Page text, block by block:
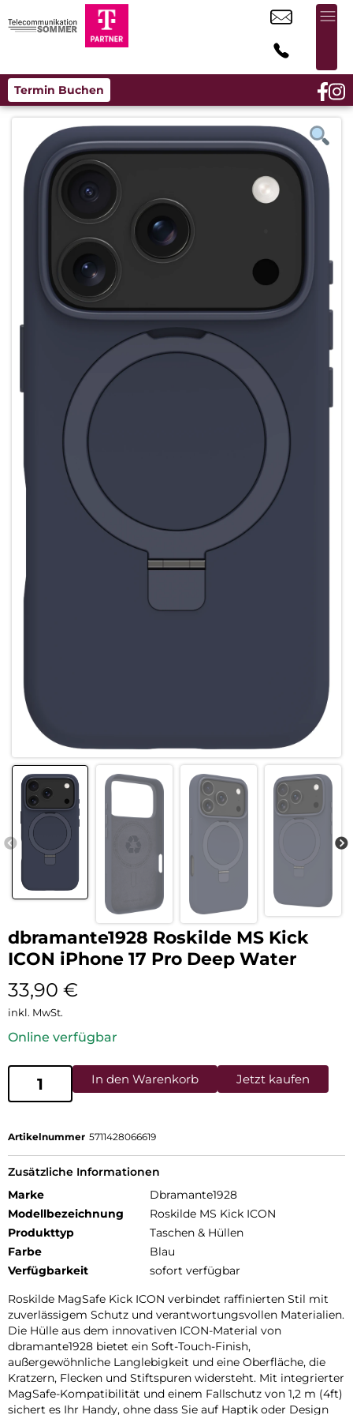
Termin Buchen
dbramante1928 Roskilde MS Kick
ICON iPhone 17 Pro Deep Water
33,90 €
inkl. MwSt.
Online verfügbar
In den Warenkorb Jetzt kaufen
Artikelnummer 5711428066619
Zusätzliche Informationen
Marke
Dbramante1928
Modellbezeichnung
Roskilde MS Kick ICON
Produkttyp
Taschen & Hüllen
Farbe
Blau
Verfügbarkeit
sofort verfügbar
Roskilde MagSafe Kick ICON verbindet raffinierten Stil mit
zuverlässigem Schutz und verantwortungsvollen Materialien.
Die Hülle aus dem innovativen ICON-Material von
dbramante1928 bietet ein Soft-Touch-Finish,
außergewöhnliche Langlebigkeit und eine Oberfläche, die
Kratzern, Flecken und Stiftspuren widersteht. Mit integrierter
MagSafe-Kompatibilität und einem Fallschutz von 1,2 m (4ft)
sichert es Ihr Handy, ohne dass Sie auf Haptik oder Design